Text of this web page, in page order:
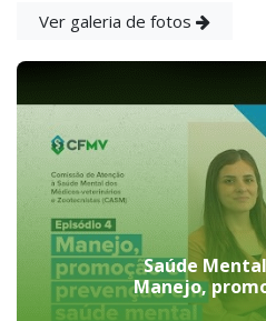
Ver galeria de fotos
Saúde Mental
Manejo,